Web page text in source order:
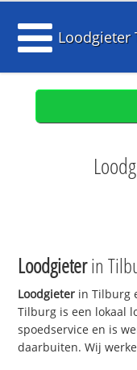
Loodgieter
Loodgieterin
Loodgieter in Tilburg
Tilburg is een lokaal
spoedservice en is
daarbuiten. Wij